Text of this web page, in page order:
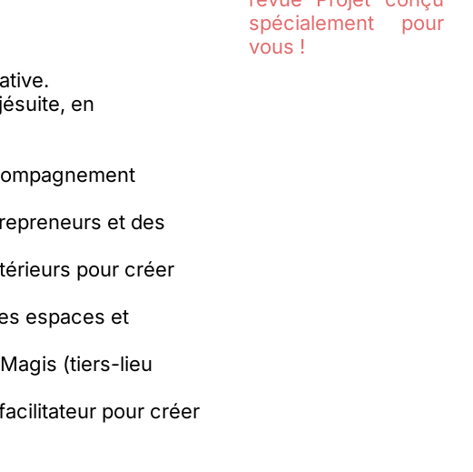
en
et des
pour créer
espaces et
(tiers-lieu
pour créer
spécialement pour
vous !